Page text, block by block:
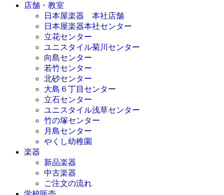
店舗・教室
日本屋楽器 本社店舗
日本屋楽器本社センター
立花センター
ユニスタイル菊川センター
向島センター
若竹センター
北砂センター
大島６丁目センター
立石センター
ユニスタイル浅草センター
竹の塚センター
月島センター
やくし幼稚園
楽器
新品楽器
中古楽器
ご注文の流れ